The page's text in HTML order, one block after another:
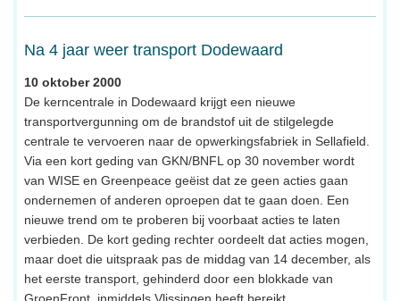
Na 4 jaar weer transport Dodewaard
10 oktober 2000
De kerncentrale in Dodewaard krijgt een nieuwe
transportvergunning om de brandstof uit de stilgelegde
centrale te vervoeren naar de opwerkingsfabriek in Sellafield.
Via een kort geding van GKN/BNFL op 30 november wordt
van WISE en Greenpeace geëist dat ze geen acties gaan
ondernemen of anderen oproepen dat te gaan doen. Een
nieuwe trend om te proberen bij voorbaat acties te laten
verbieden. De kort geding rechter oordeelt dat acties mogen,
maar doet die uitspraak pas de middag van 14 december, als
het eerste transport, gehinderd door een blokkade van
GroenFront, inmiddels Vlissingen heeft bereikt.